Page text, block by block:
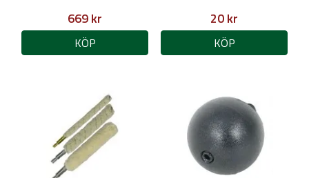
669 kr
KÖP
20 kr
KÖP